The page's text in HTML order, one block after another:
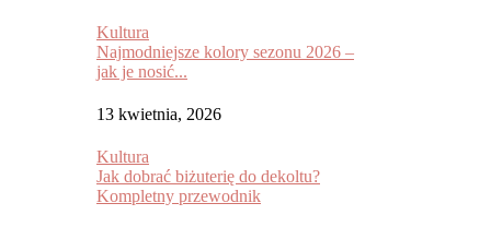
Kultura
Najmodniejsze kolory sezonu 2026 –
jak je nosić...
13 kwietnia, 2026
Kultura
Jak dobrać biżuterię do dekoltu?
Kompletny przewodnik